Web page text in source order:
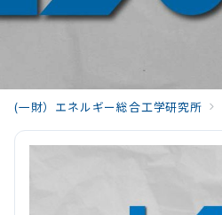
(一財）エネルギー総合工学研究所